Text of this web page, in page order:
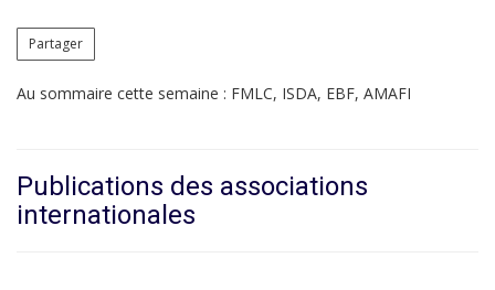
Partager
Au sommaire cette semaine : FMLC, ISDA, EBF, AMAFI
Publications des associations
internationales